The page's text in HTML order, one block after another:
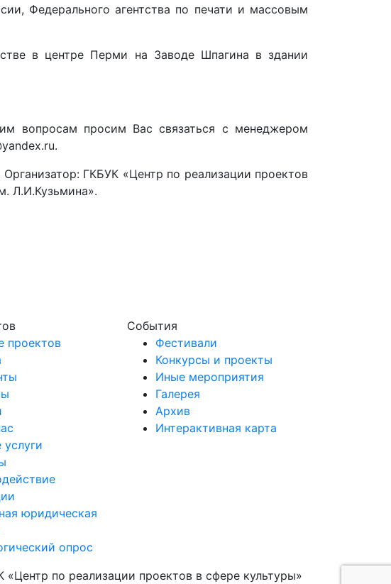
Федерального агентства по печати и массовым
в центре Перми на Заводе Шпагина в здании
вопросам просим Вас связаться с менеджером
ГКБУК «Центр по реализации проектов
Л.И.Кузьмина».
проектов
юридическая
опрос
События
Фестивали
Конкурсы и проекты
Иные мероприятия
Галерея
Архив
Интерактивная карта
по реализации проектов в сфере культуры»